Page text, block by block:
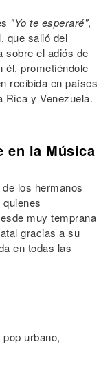
"Yo te esperaré",
que salió del
sobre el adiós de
él, prometiéndole
recibida en países
Rica y Venezuela.
en la Música
los hermanos
muy temprana
gracias a su
en todas las
urbano,